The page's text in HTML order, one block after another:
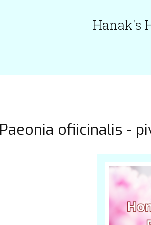
Hanak's
Paeonia ofiicinalis -